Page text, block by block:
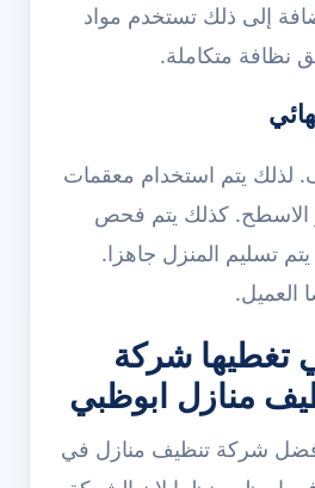
إلى ذلك تستخدم مواد
نظافة متكاملة.
لذلك يتم استخدام معقمات
الاسطح. كذلك يتم فحص
تسليم المنزل جاهزا.
العميل.
تغطيها شركة
منازل ابوظبي
شركة تنظيف منازل في